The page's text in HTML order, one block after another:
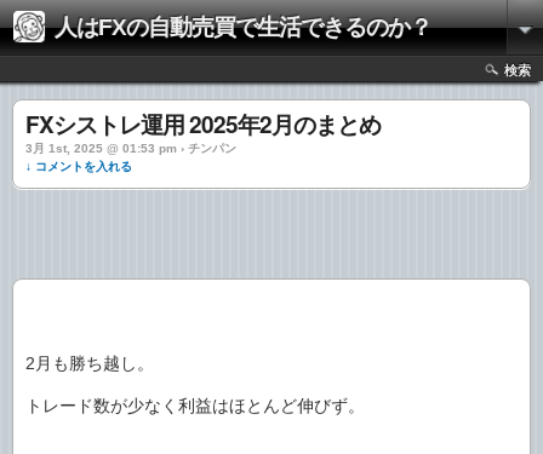
人はFXの自動売買で生活できるのか？
検索
FXシストレ運用 2025年2月のまとめ
3月 1st, 2025 @ 01:53 pm › チンパン
↓ コメントを入れる
2月も勝ち越し。
トレード数が少なく利益はほとんど伸びず。